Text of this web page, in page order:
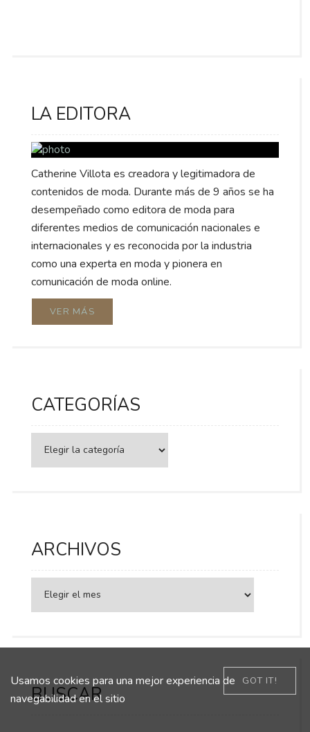
LA EDITORA
Catherine Villota es creadora y legitimadora de
contenidos de moda. Durante más de 9 años se ha
desempeñado como editora de moda para
diferentes medios de comunicación nacionales e
internacionales y es reconocida por la industria
como una experta en moda y pionera en
comunicación de moda online.
VER MÁS
CATEGORÍAS
ARCHIVOS
BUSCAR
GOT IT!
Usamos cookies para una mejor experiencia de
navegabilidad en el sitio